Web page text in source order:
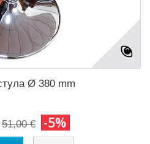
Ø 380 mm
51,00 € -5%